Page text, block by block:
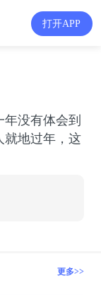
打开APP
没有体会到
就地过年，这
更多>>